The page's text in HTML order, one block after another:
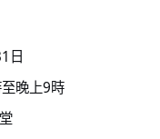
日
至晚上9時